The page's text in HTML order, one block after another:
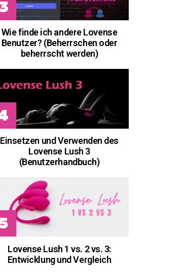
Wie finde ich andere Lovense
Benutzer? (Beherrschen oder
beherrscht werden)
Einsetzen und Verwenden des
Lovense Lush 3
(Benutzerhandbuch)
Lovense Lush 1 vs. 2 vs. 3:
Entwicklung und Vergleich